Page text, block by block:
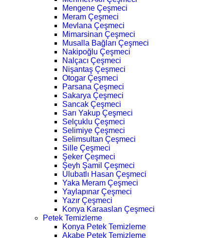
Mengene Çeşmeci
Meram Çeşmeci
Mevlana Çeşmeci
Mimarsinan Çeşmeci
Musalla Bağları Çeşmeci
Nakipoğlu Çeşmeci
Nalçacı Çeşmeci
Nişantaş Çeşmeci
Otogar Çeşmeci
Parsana Çeşmeci
Sakarya Çeşmeci
Sancak Çeşmeci
Sarı Yakup Çeşmeci
Selçuklu Çeşmeci
Selimiye Çeşmeci
Selimsultan Çeşmeci
Sille Çeşmeci
Şeker Çeşmeci
Şeyh Şamil Çeşmeci
Ulubatlı Hasan Çeşmeci
Yaka Meram Çeşmeci
Yaylapınar Çeşmeci
Yazır Çeşmeci
Konya Karaaslan Çeşmeci
Petek Temizleme
Konya Petek Temizleme
Akabe Petek Temizleme